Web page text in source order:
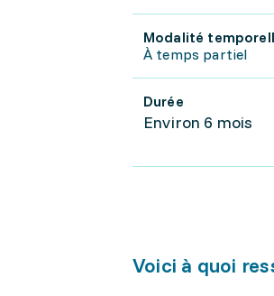
Modalité
À temps partiel
Durée
Environ 6 mois
Voici à quoi